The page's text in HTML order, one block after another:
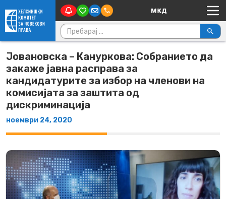
Skip to content Main Navigation
Пребарувај за:
Јовановска – Кануркова: Собранието да
закаже јавна расправа за
кандидатурите за избор на членови на
комисијата за заштита од
дискриминација
ноември 24, 2020